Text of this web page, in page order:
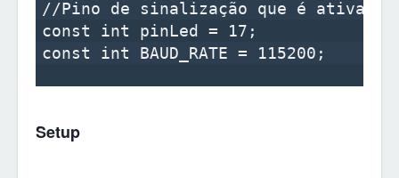
//Pino de sinalização que é ativado
const int pinLed = 17;
const int BAUD_RATE = 115200;
Setup